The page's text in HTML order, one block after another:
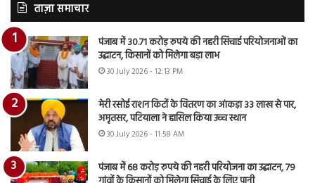
ताज़ा समाचार
पंजाब में 30.71 करोड़ रुपये की नहरी सिंचाई परियोजनाओं का
उद्घाटन, किसानों को मिलेगा बड़ा लाभ
30 July 2026 - 12:13 PM
मेरी रसोई राशन किटों के वितरण का आंकड़ा 33 लाख से पार,
अमृतसर, पटियाला ने हासिल किया उच्च स्थान
30 July 2026 - 11:58 AM
पंजाब में 68 करोड़ रुपये की नहरी परियोजना का उद्घाटन, 79